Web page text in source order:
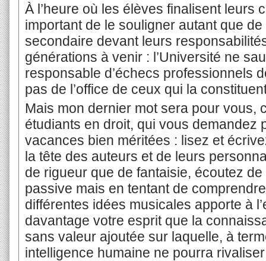
À l’heure où les élèves finalisent leurs
important de le souligner autant que
secondaire devant leurs
générations à venir : l’Université ne
responsable d’échecs professionnels
pas de l’office de ceux qui la
Mais mon dernier mot sera pour vous,
étudiants en droit, qui vous demandez
vacances bien méritées : lisez et
la tête des auteurs et de leurs
de rigueur que de fantaisie, écoutez
passive mais en tentant de
différentes idées musicales apporte à
davantage votre esprit que la
sans valeur ajoutée sur laquelle, à
intelligence humaine ne pourra